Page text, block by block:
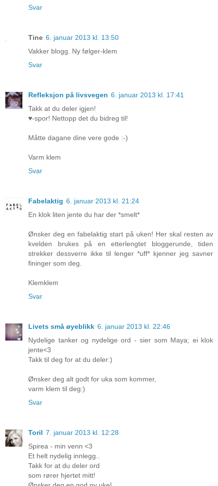
Svar
Tine 6. januar 2013 kl. 13:50
Vakker blogg. Ny følger-klem
Svar
Refleksjon på livsvegen 6. januar 2013 kl. 17:41
Takk at du deler igjen!
♥-spor! Nettopp det du bidreg til!
Måtte dagane dine vere gode :-)
Varm klem
Svar
Fabelaktig 6. januar 2013 kl. 21:24
En klok liten jente du har der *smelt*
Ønsker deg en fabelaktig start på uken! Her skal resten av
kvelden brukes på en etterlengtet bloggerunde, tiden
strekker dessverre ikke til lenger *uff* kjenner jeg savner
fininger som deg.
Klemklem
Svar
Livets små øyeblikk 6. januar 2013 kl. 22:46
Nydelige tanker og nydelige ord - sier som Maya; ei klok
jente<3
Takk til deg for at du deler:)
Ønsker deg alt godt for uka som kommer,
varm klem til deg:)
Svar
Toril 7. januar 2013 kl. 12:28
Spirea - min venn <3
Et helt nydelig innlegg..
Takk for at du deler ord
som rører hjertet mitt!